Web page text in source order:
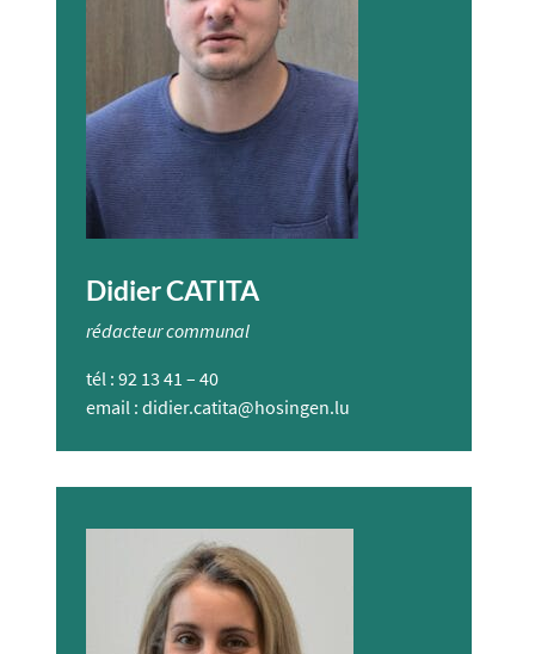
Didier CATITA
rédacteur communal
tél : 92 13 41 – 40
email : didier.catita@hosingen.lu